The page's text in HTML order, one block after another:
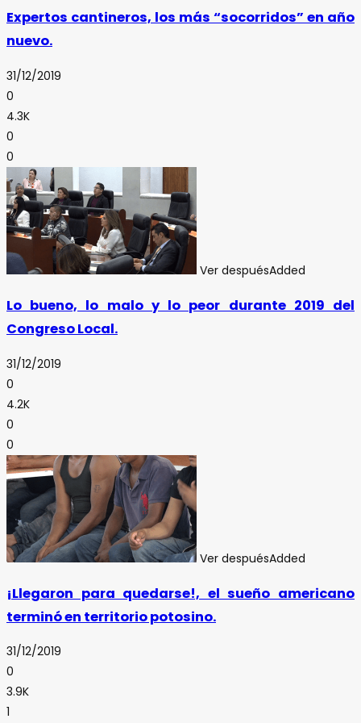
Expertos cantineros, los más “socorridos” en año
nuevo.
31/12/2019
0
4.3K
0
0
Ver despuésAdded
Lo bueno, lo malo y lo peor durante 2019 del
Congreso Local.
31/12/2019
0
4.2K
0
0
Ver despuésAdded
¡Llegaron para quedarse!, el sueño americano
terminó en territorio potosino.
31/12/2019
0
3.9K
1